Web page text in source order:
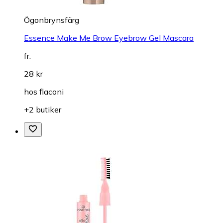
Ögonbrynsfärg
Essence Make Me Brow Eyebrow Gel Mascara
fr.
28 kr
hos flaconi
+2 butiker